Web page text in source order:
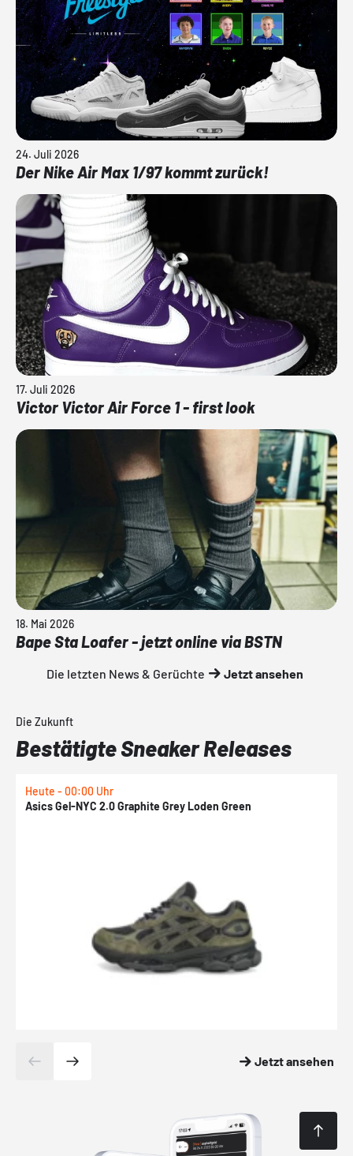
24. Juli 2026
Der Nike Air Max 1/97 kommt zurück!
17. Juli 2026
Victor Victor Air Force 1 - first look
18. Mai 2026
Bape Sta Loafer - jetzt online via BSTN
Die letzten News & Gerüchte Jetzt ansehen
Die Zukunft
Bestätigte Sneaker Releases
Heute - 00:00 Uhr
Asics Gel-NYC 2.0 Graphite Grey Loden Green
Jetzt ansehen